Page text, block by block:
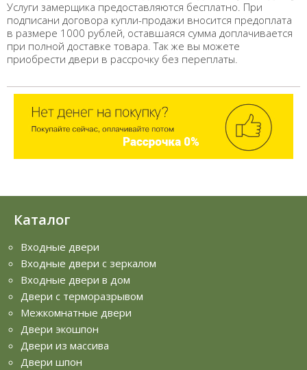
Услуги замерщика предоставляются бесплатно. При
подписани договора купли-продажи вносится предоплата
в размере 1000 рублей, оставшаяся сумма доплачивается
при полной доставке товара. Так же вы можете
приобрести двери в рассрочку без переплаты.
Каталог
Входные двери
Входные двери с зеркалом
Входные двери в дом
Двери с терморазрывом
Межкомнатные двери
Двери экошпон
Двери из массива
Двери шпон